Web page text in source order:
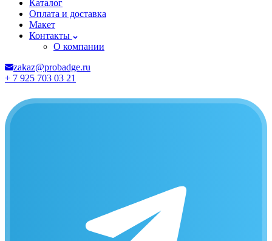
Каталог
Оплата и доставка
Макет
Контакты
О компании
zakaz@probadge.ru
+ 7 925 703 03 21